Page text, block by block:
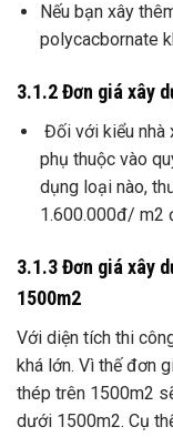
Nếu bạn xây
polycacbornate
3.1.2 Đơn giá xây
Đối với kiểu nhà
phụ thuộc vào
dụng loại nào,
1.600.000đ/ m2
3.1.3 Đơn giá xây
1500m2
Với diện tích thi
khá lớn. Vì thế đơn
thép trên 1500m2
dưới 1500m2. Cụ